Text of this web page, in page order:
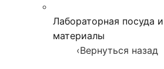
Лабораторная посуда
материалы
‹Вернуться назад